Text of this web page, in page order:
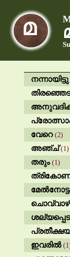
നന്നായിട്ടു
വേറെ(2)
​​അഞ്ച്(1)
തരും(1)
ഇവരിൽ